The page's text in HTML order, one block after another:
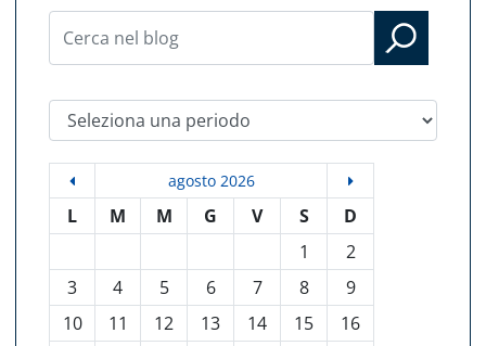
Seleziona una periodo
agosto 2026
L M M G V S
D
1
2
3
4 5 6 7 8
9
10
11 12 13 14 15
16